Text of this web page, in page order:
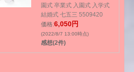
園式 卒業式 入園式 入学式
結婚式 七五三 5509420
価格:6,050円
(2022/8/7 13:00時点)
感想(2件)